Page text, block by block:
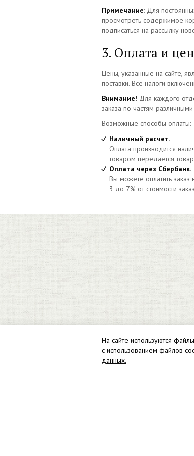
Примечание: Для
просмотреть содержимое
подписаться на рассылку
3. Оплата и
Цены, указанные на сайте,
поставки. Все налоги
Внимание! Для каждого
заказа по частям
Возможные способы оплаты:
Наличный расчет.
Оплата производится
товаром передается
Оплата через Сбербанк.
Вы можете оплатить
3 до 7% от стоимости
На сайте используются
с использованием файлов
данных.